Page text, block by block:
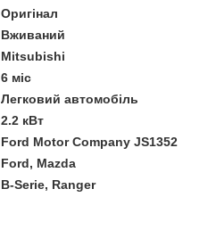
Оригінал
Вживаний
Mitsubishi
6 міс
Легковий автомобіль
2.2 кВт
Ford Motor Company JS1352
Ford, Mazda
B-Serie, Ranger